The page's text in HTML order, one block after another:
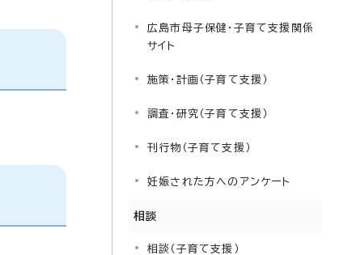
広島市母子保健・子育て支援関係
サイト
施策・計画（子育て支援）
調査・研究（子育て支援）
刊行物（子育て支援）
妊娠された方へのアンケート
相談
相談（子育て支援）